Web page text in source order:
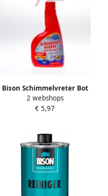
Bison Schimmelvreter Bot
500Ml*12 Nlfr 6308289
2 webshops
€ 5,97